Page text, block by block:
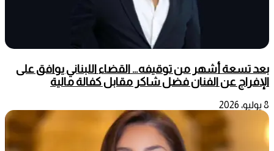
بعد تسعة أشهر من توقيفه… القضاء اللبناني يوافق على
الإفراج عن الفنان فضل شاكر مقابل كفالة مالية
8 يوليو، 2026